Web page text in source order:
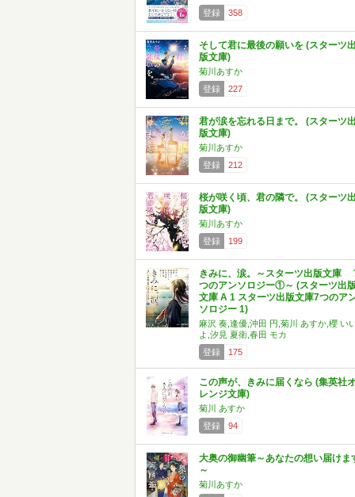
登録
358
そして君に最後の願いを (スターツ出
版文庫)
菊川あすか
登録
227
君が涙を忘れる日まで。 (スターツ出
版文庫)
菊川あすか
登録
212
桜が咲く頃、君の隣で。 (スターツ出
版文庫)
菊川あすか
登録
199
きみに、涙。～スターツ出版文庫
つのアンソロジー①～ (スターツ出
文庫 A 1 スターツ出版文庫7つのア
ソロジー 1)
麻沢 奏,逢優,沖田 円,菊川 あすか,櫻 い
よ,汐見 夏衛,春田 モカ
登録
175
この声が、きみに届くなら (集英社オ
レンジ文庫)
菊川 あすか
登録
94
大奥の御幽筆～あなたの想い届けま
～
菊川あすか